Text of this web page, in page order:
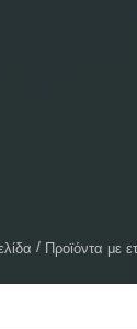
Προϊόντα με